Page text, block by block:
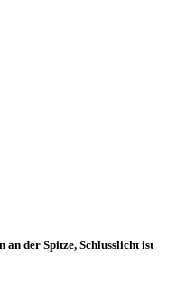
an der Spitze, Schlusslicht ist